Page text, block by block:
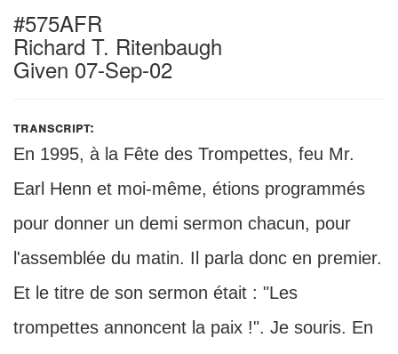
#575AFR
Richard T. Ritenbaugh
Given 07-Sep-02
transcript:
En 1995, à la Fête des Trompettes, feu Mr.
Earl Henn et moi-même, étions programmés
pour donner un demi sermon chacun, pour
l'assemblée du matin. Il parla donc en premier.
Et le titre de son sermon était : "Les
trompettes annoncent la paix !". Je souris. En